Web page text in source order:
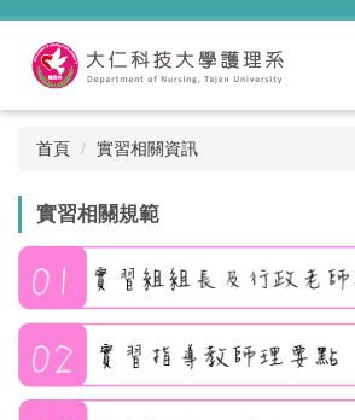
跳
內
首頁 實習相關資訊
實習相關規範